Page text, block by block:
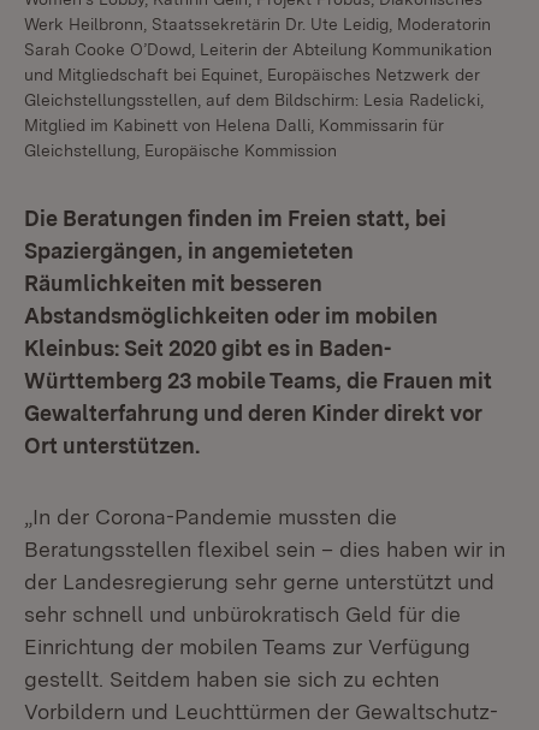
Werk Heilbronn, Staatssekretärin Dr. Ute Leidig, Moderatorin
Sarah Cooke O’Dowd, Leiterin der Abteilung Kommunikation
und Mitgliedschaft bei Equinet, Europäisches Netzwerk der
Gleichstellungsstellen, auf dem Bildschirm: Lesia Radelicki,
Mitglied im Kabinett von Helena Dalli, Kommissarin für
Gleichstellung, Europäische Kommission
Die Beratungen finden im Freien statt, bei
Spaziergängen, in angemieteten
Räumlichkeiten mit besseren
Abstandsmöglichkeiten oder im mobilen
Kleinbus: Seit 2020 gibt es in Baden-
Württemberg 23 mobile Teams, die Frauen mit
Gewalterfahrung und deren Kinder direkt vor
Ort unterstützen.
„In der Corona-Pandemie mussten die
Beratungsstellen flexibel sein – dies haben wir in
der Landesregierung sehr gerne unterstützt und
sehr schnell und unbürokratisch Geld für die
Einrichtung der mobilen Teams zur Verfügung
gestellt. Seitdem haben sie sich zu echten
Vorbildern und Leuchttürmen der Gewaltschutz-